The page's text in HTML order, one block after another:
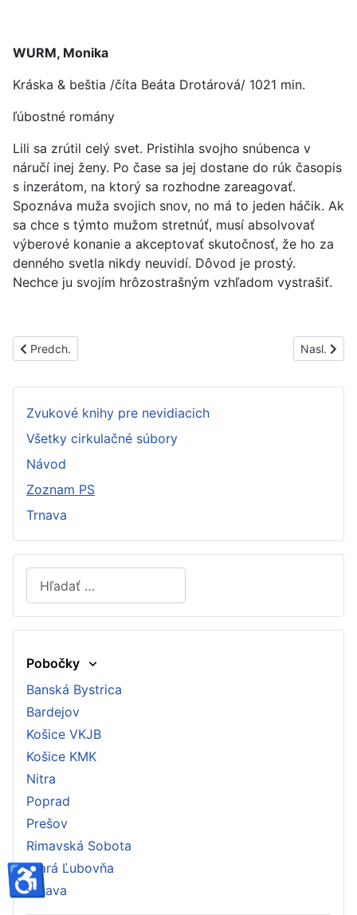
WURM, Monika
Kráska & beštia /číta Beáta Drotárová/ 1021 min.
ľúbostné romány
Lili sa zrútil celý svet. Pristihla svojho snúbenca v
náručí inej ženy. Po čase sa jej dostane do rúk časopis
s inzerátom, na ktorý sa rozhodne zareagovať.
Spoznáva muža svojich snov, no má to jeden háčik. Ak
sa chce s týmto mužom stretnúť, musí absolvovať
výberové konanie a akceptovať skutočnosť, že ho za
denného svetla nikdy neuvidí. Dôvod je prostý.
Nechce ju svojím hrôzostrašným vzhľadom vystrašiť.
Predchádzajúci článok: PS1707A
Predch. Nasl.
Zvukové knihy pre nevidiacich
Všetky cirkulačné súbory
Návod
Zoznam PS
Trnava
Hľadať
Type 2 or more characters for results.
Pobočky
Banská Bystrica
Bardejov
Košice VKJB
Košice KMK
Nitra
Poprad
Prešov
Rimavská Sobota
Stará Ľubovňa
Trnava